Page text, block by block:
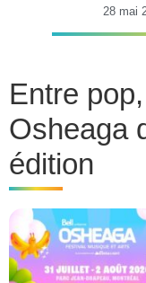
28 mai
Entre
Osheaga
édition